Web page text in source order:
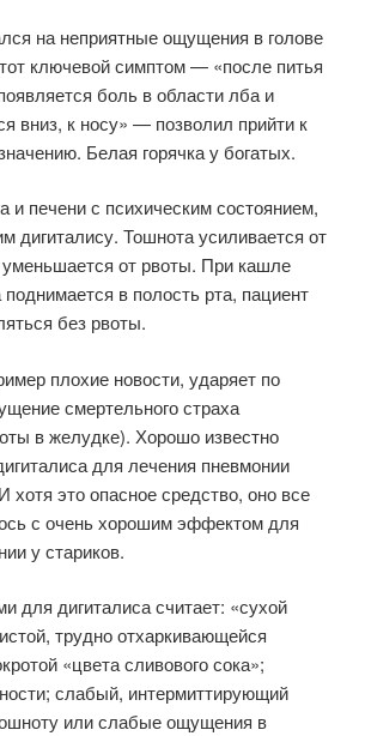
на неприятные ощущения в голове
ключевой симптом — «после питья
боль в области лба и
вниз, к носу» — позволил прийти к
Белая горячка у богатых.
и печени с психическим состоянием,
дигиталису. Тошнота усиливается от
от рвоты. При кашле
в полость рта, пациент
без рвоты.
плохие новости, ударяет по
смертельного страха
в желудке). Хорошо известно
для лечения пневмонии
хотя это опасное средство, оно все
с очень хорошим эффектом для
у стариков.
для дигиталиса считает: «сухой
трудно отхаркивающейся
«цвета сливового сока»;
слабый, интермиттирующий
или слабые ощущения в